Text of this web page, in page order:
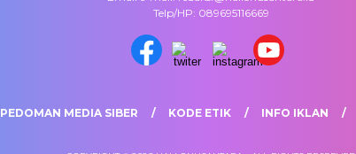
Telp/HP: 089695116669
PEDOMAN MEDIA SIBER KODE ETIK INFO IKLAN